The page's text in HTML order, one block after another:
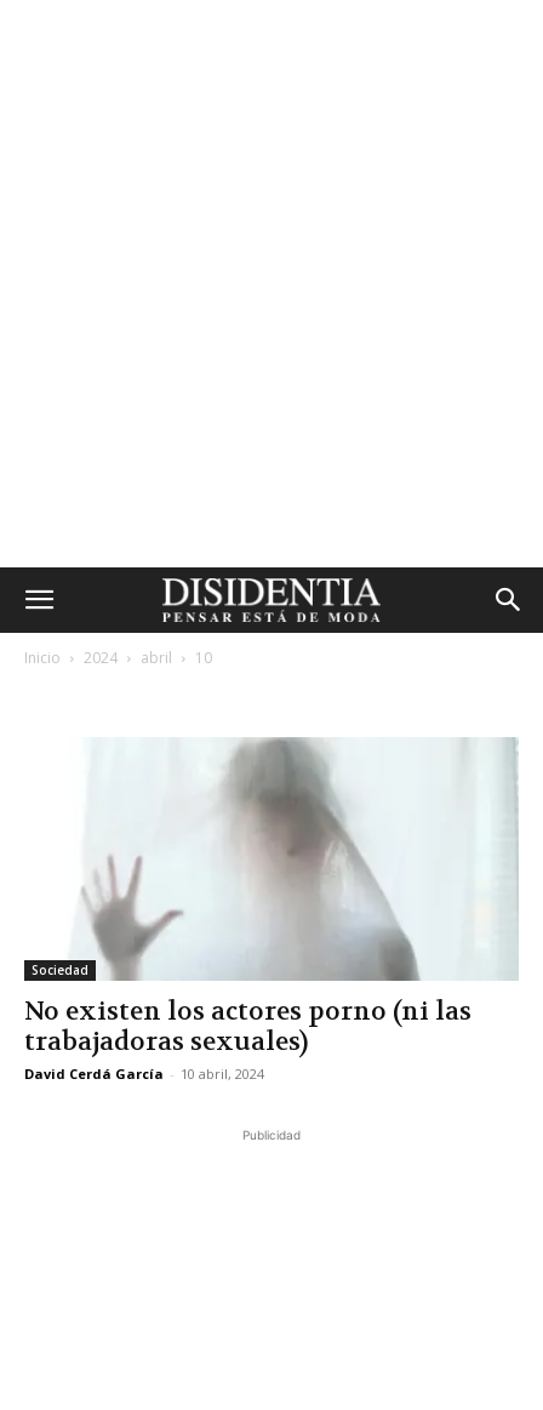
Inicio 2024 abril 10
Sociedad
No existen los actores porno (ni las
trabajadoras sexuales)
David Cerdá García - 10 abril, 2024
Publicidad